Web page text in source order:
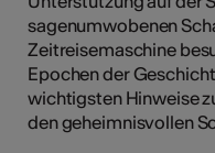
sagenumwobenen
Zeitreisemaschine
Epochen der
wichtigsten Hinweise
den geheimnisvollen